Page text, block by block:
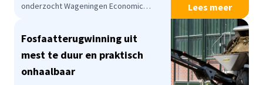
Lees meer
onderzocht Wageningen Economic
Duurzame Zuivelketen ook economisch
beter presteren.
Fosfaatterugwinning uit
mest te duur en praktisch
onhaalbaar